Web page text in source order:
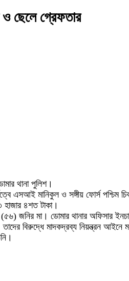
ও ছেলে গ্রেফতার
থানা পুলিশ।
এসআই মানিকুল ও সঙ্গীয় ফোর্স পশ্চিম
হাজার ৪শত টাকা।
মা। ডোমার থানার অফিসার
বিরুদ্ধে মাদকদ্রব্য নিয়ন্ত্রন আইনে